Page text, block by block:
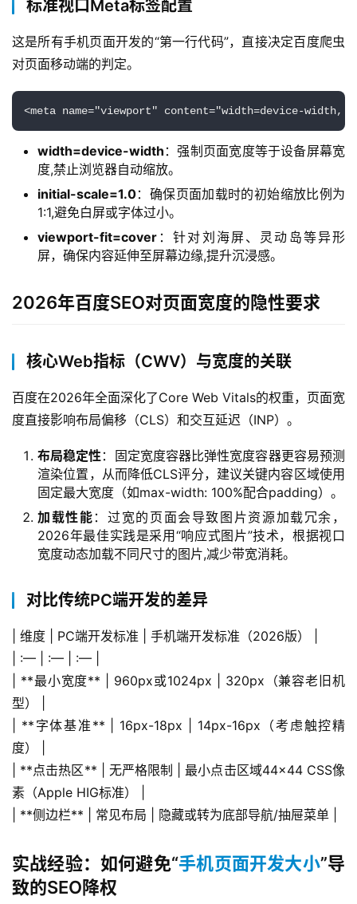
标准视口Meta标签配置
这是所有手机页面开发的“第一行代码”，直接决定百度爬虫
对页面移动端的判定。
<meta name="viewport" content="width=device-
width=device-width ：强制页面宽度等于设备屏幕宽
度,禁止浏览器自动缩放。
initial-scale=1.0：确保页面加载时的初始缩放比例为
1:1,避免白屏或字体过小。
viewport-fit=cover ：针对刘海屏、灵动岛等异形
屏，确保内容延伸至屏幕边缘,提升沉浸感。
2026年百度SEO对页面宽度的隐性要求
核心Web指标（CWV）与宽度的关联
百度在2026年全面深化了Core Web Vitals的权重，页面宽
度直接影响布局偏移（CLS）和交互延迟（INP）。
布局稳定性：固定宽度容器比弹性宽度容器更容易预测
渲染位置，从而降低CLS评分，建议关键内容区域使用
固定最大宽度（如max-width: 100%配合padding）。
加载性能 ：过宽的页面会导致图片资源加载冗余，
2026年最佳实践是采用“响应式图片”技术，根据视口
宽度动态加载不同尺寸的图片,减少带宽消耗。
对比传统PC端开发的差异
| 维度 | PC端开发标准 | 手机端开发标准（2026版） |
| :— | :— | :— |
| **最小宽度** | 960px或1024px | 320px（兼容老旧机
型） |
| **字体基准** | 16px-18px | 14px-16px（考虑触控精
度） |
| **点击热区** | 无严格限制 | 最小点击区域44×44 CSS像
素（Apple HIG标准） |
| **侧边栏** | 常见布局 | 隐藏或转为底部导航/抽屉菜单 |
实战经验：如何避免“手机页面开发大小”导
致的SEO降权